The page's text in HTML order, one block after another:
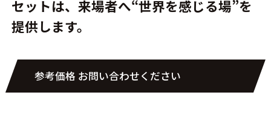
セットは、来場者へ“世界を感じる場”を
提供します。
参考価格 お問い合わせください